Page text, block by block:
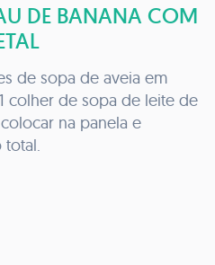
DE
(2009), POR
A TERAPIA DE
SIDO USADA
QUE SOFREM
NÃO
DE BANANA COM
de sopa de aveia em
colher de sopa de leite de
na panela e